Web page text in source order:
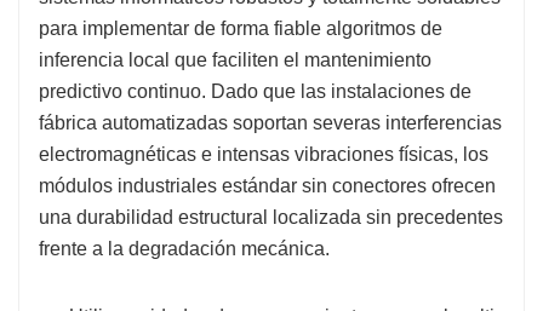
para implementar de forma fiable algoritmos de
inferencia local que faciliten el mantenimiento
predictivo continuo. Dado que las instalaciones de
fábrica automatizadas soportan severas interferencias
electromagnéticas e intensas vibraciones físicas, los
módulos industriales estándar sin conectores ofrecen
una durabilidad estructural localizada sin precedentes
frente a la degradación mecánica.